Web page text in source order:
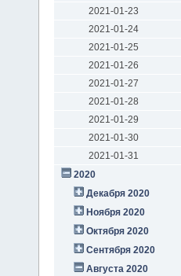
2021-01-23
2021-01-24
2021-01-25
2021-01-26
2021-01-27
2021-01-28
2021-01-29
2021-01-30
2021-01-31
2020
Декабря 2020
Ноября 2020
Октября 2020
Сентября 2020
Августа 2020